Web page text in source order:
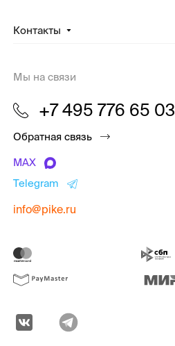
Контакты
Мы на связи
+7 495 776 65 03
Обратная связь
MAX
Telegram
info@pike.ru